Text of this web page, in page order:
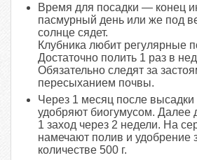
Время для посадки — конец
пасмурный день или же под
солнце сядет.
Клубника любит регулярные
Достаточно полить 1 раз в
Обязательно следят за
пересыханием почвы.
Через 1 месяц после высадки
удобряют биогумусом. Далее
1 заход через 2 недели. На
намечают полив и удобрение
количестве 500 г.